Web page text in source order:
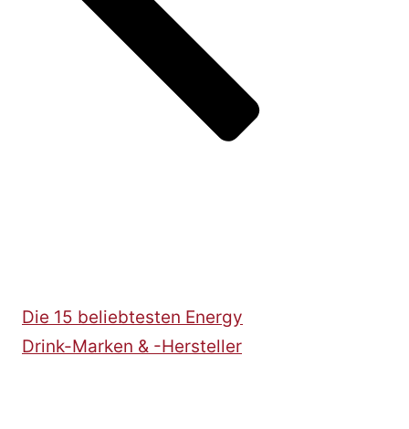
Die 15 beliebtesten Energy
Drink-Marken & -Hersteller